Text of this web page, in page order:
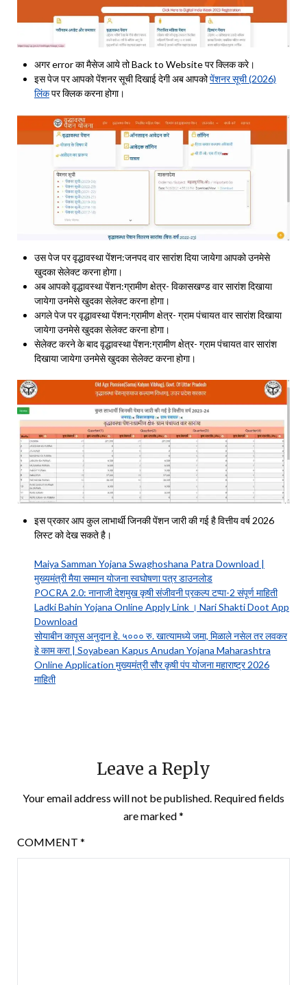
अगर error का मैसेज आये तो Back to Website पर क्लिक करे।
इस पेज पर आपको पेंशनर सूची दिखाई देगी अब आपकोपेंशनर सूची (2026)
लिंकपर क्लिक करना होगा।
उस पेज पर वृद्धावस्था पेंशन:जनपद वार सारांश दिया जायेगा आपको उनमेसे
खुदका सेलेक्ट करना होगा।
अब आपको वृद्धावस्था पेंशन:ग्रामीण क्षेत्र- विकासखण्ड वार सारांश दिखाया
जायेगा उनमेसे खुदका सेलेक्ट करना होगा।
अगले पेज पर वृद्धावस्था पेंशन:ग्रामीण क्षेत्र- ग्राम पंचायत वार सारांश दिखाया
जायेगा उनमेसे खुदका सेलेक्ट करना होगा।
सेलेक्ट करने के बाद वृद्धावस्था पेंशन:ग्रामीण क्षेत्र- ग्राम पंचायत वार सारांश
दिखाया जायेगा उनमेसे खुदका सेलेक्ट करना होगा।
इस प्रकार आप कुल लाभार्थी जिनकी पेंशन जारी की गई है वित्तीय वर्ष 2026
लिस्ट को देख सकते है।
Maiya Samman Yojana Swaghoshana Patra Download |
मुख्यमंत्री मैया सम्मान योजना स्वघोषणा पत्र डाउनलोड
POCRA 2.0: नानाजी देशमुख कृषी संजीवनी प्रकल्प टप्पा-2 संपूर्ण माहिती
Ladki Bahin Yojana Online Apply Link । Nari Shakti Doot App
Download
सोयाबीन कापूस अनुदान हे. ५००० रु. खात्यामध्ये जमा, मिळाले नसेल तर लवकर
हे काम करा | Soyabean Kapus Anudan Yojana Maharashtra
Online Application मुख्यमंत्री सौर कृषी पंप योजना महाराष्ट्र 2026
माहिती
Leave a Reply
Your email address will not be published. Required fields
are marked*
COMMENT *